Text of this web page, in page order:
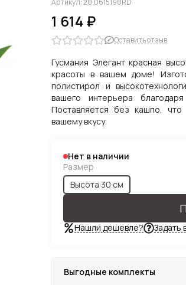
Артикул:20.0615190RD
1 614 ₽
Оставить отзыв
Гусмания Элегант красная
красоты в вашем доме!
полистирол и
вашего интерьера
Поставляется без кашпо,
вашему вкусу.
Нет в наличии
Размер
Высота 30 см
Нашли дешевле? Задать
Выгодные комплекты